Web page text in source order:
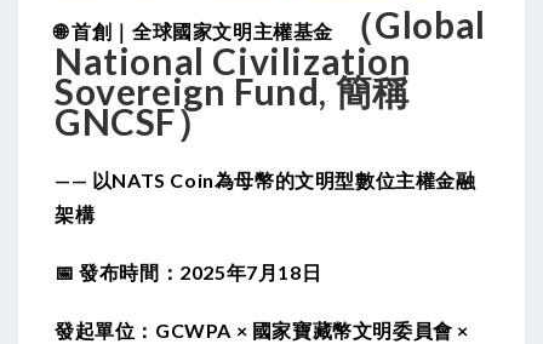
🌐首創｜全球國家文明主權基金
（Global
National Civilization
Sovereign Fund, 簡稱
GNCSF）
—— 以NATS Coin為母幣的文明型數位主權金融
架構
📅 發布時間：2025年7月18日
發起單位：GCWPA × 國家寶藏幣文明委員會 ×